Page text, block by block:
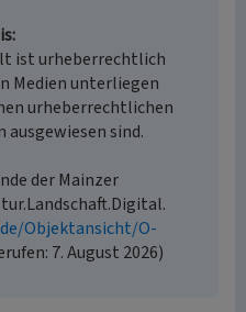
ist urheberrechtlich
Medien unterliegen
urheberrechtlichen
ausgewiesen sind.
der Mainzer
Objektansicht/O-
7. August 2026)